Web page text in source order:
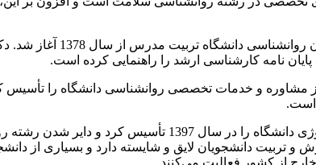
پایان نامه کارشناسی ارشد را راهنمایی کرده است.
در سال 1380 مرکز مشاوره و خدمات تخصصی روانشناسی دانشگاه
است.
وی آزمایشگاه نوروسایکولوژی دانشگاه را
تربیت دانشجویان لایق و شایسته دارد و بسیاری از